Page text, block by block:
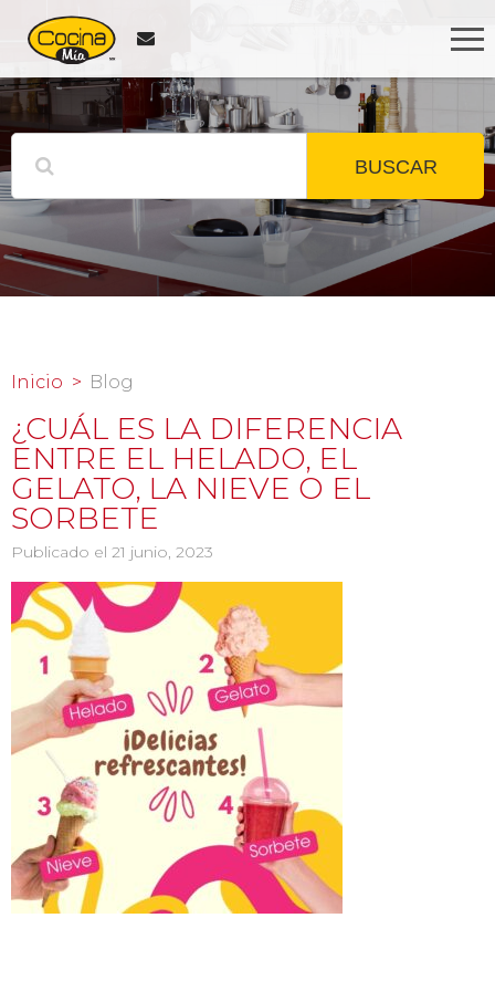
BUSCAR
Inicio Blog
¿CUÁL ES LA DIFERENCIA
ENTRE EL HELADO, EL
GELATO, LA NIEVE O EL
SORBETE
Publicado el 21 junio, 2023